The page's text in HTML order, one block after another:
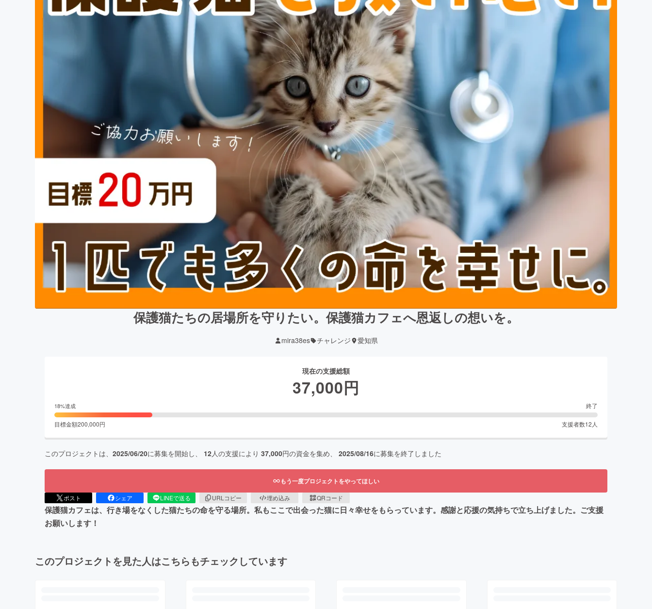
保護猫たちの居場所を守りたい。保護猫カフェへ恩返しの想いを。
mira38es チャレンジ 愛知県
現在の支援総額
37,000円
18%達成 終了
目標金額200,000円 支援者数12 人
このプロジェクトは、 2025/06/20に募集を開始し、 12人の支援により 37,000円の資金を集め、 2025/08/16に募集を終了しました
もう一度プロジェクトをやってほしい
ポスト シェア LINEで送る URLコピー 埋め込み QRコード
保護猫カフェは、行き場をなくした猫たちの命を守る場所。私もここで出会った猫に日々幸せをもらっています。感謝と応援の気持ちで立ち上げました。ご支援
お願いします！
このプロジェクトを見た人はこちらもチェックしています